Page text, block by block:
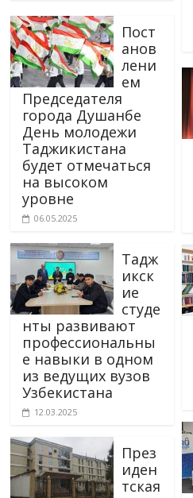
Пост
анов
лени
ем
Председателя
города Душанбе
День молодежи
Таджикистана
будет отмечаться
на высоком
уровне
06.05.2025
Тадж
икск
ие
студе
нты развивают
профессиональны
е навыки в одном
из ведущих вузов
Узбекистана
12.03.2025
През
иден
тская